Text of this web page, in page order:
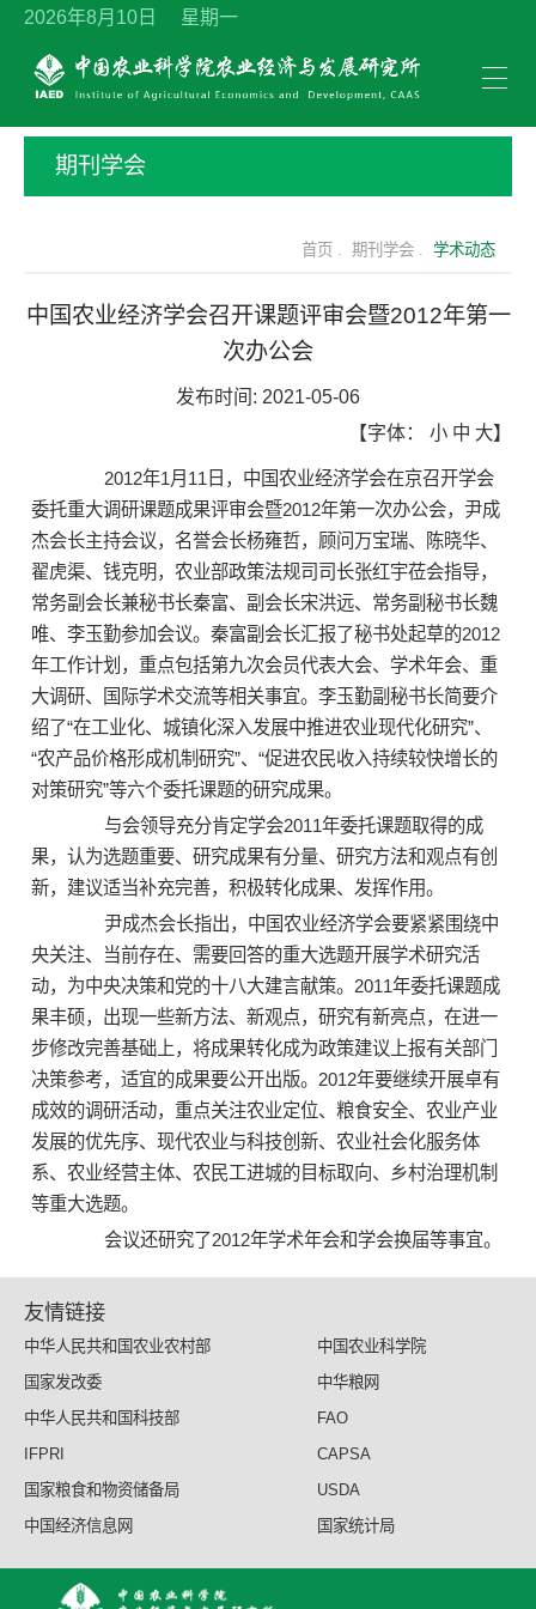
2026年8月10日 星期一
期刊学会
首页 . 期刊学会 . 学术动态
中国农业经济学会召开课题评审会暨2012年第一
次办公会
发布时间: 2021-05-06
【字体： 小 中 大】
2012年1月11日，中国农业经济学会在京召开学会
委托重大调研课题成果评审会暨2012年第一次办公会，尹成
杰会长主持会议，名誉会长杨雍哲，顾问万宝瑞、陈晓华、
翟虎渠、钱克明，农业部政策法规司司长张红宇莅会指导，
常务副会长兼秘书长秦富、副会长宋洪远、常务副秘书长魏
唯、李玉勤参加会议。秦富副会长汇报了秘书处起草的2012
年工作计划，重点包括第九次会员代表大会、学术年会、重
大调研、国际学术交流等相关事宜。李玉勤副秘书长简要介
绍了“在工业化、城镇化深入发展中推进农业现代化研究”、
“农产品价格形成机制研究”、“促进农民收入持续较快增长的
对策研究”等六个委托课题的研究成果。
与会领导充分肯定学会2011年委托课题取得的成
果，认为选题重要、研究成果有分量、研究方法和观点有创
新，建议适当补充完善，积极转化成果、发挥作用。
尹成杰会长指出，中国农业经济学会要紧紧围绕中
央关注、当前存在、需要回答的重大选题开展学术研究活
动，为中央决策和党的十八大建言献策。2011年委托课题成
果丰硕，出现一些新方法、新观点，研究有新亮点，在进一
步修改完善基础上，将成果转化成为政策建议上报有关部门
决策参考，适宜的成果要公开出版。2012年要继续开展卓有
成效的调研活动，重点关注农业定位、粮食安全、农业产业
发展的优先序、现代农业与科技创新、农业社会化服务体
系、农业经营主体、农民工进城的目标取向、乡村治理机制
等重大选题。
会议还研究了2012年学术年会和学会换届等事宜。
友情链接
中华人民共和国农业农村部
中国农业科学院
国家发改委
中华粮网
中华人民共和国科技部
FAO
IFPRI
CAPSA
国家粮食和物资储备局
USDA
中国经济信息网
国家统计局